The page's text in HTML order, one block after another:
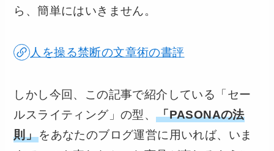
ら、簡単にはいきません。
人を操る禁断の文章術の書評
しかし今回、この記事で紹介している「セー
ルスライティング」の型、「PASONAの法
則」をあなたのブログ運営に用いれば、いま